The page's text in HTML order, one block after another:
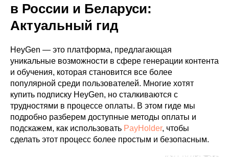
в России и Беларуси:
Актуальный гид
HeyGen — это платформа, предлагающая
уникальные возможности в сфере генерации контента
и обучения, которая становится все более
популярной среди пользователей. Многие хотят
купить подписку HeyGen, но сталкиваются с
трудностями в процессе оплаты. В этом гиде мы
подробно разберем доступные методы оплаты и
подскажем, как использовать PayHolder, чтобы
сделать этот процесс более простым и безопасным.